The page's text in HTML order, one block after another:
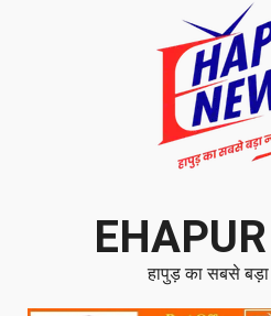
हापुड़ का सबसे